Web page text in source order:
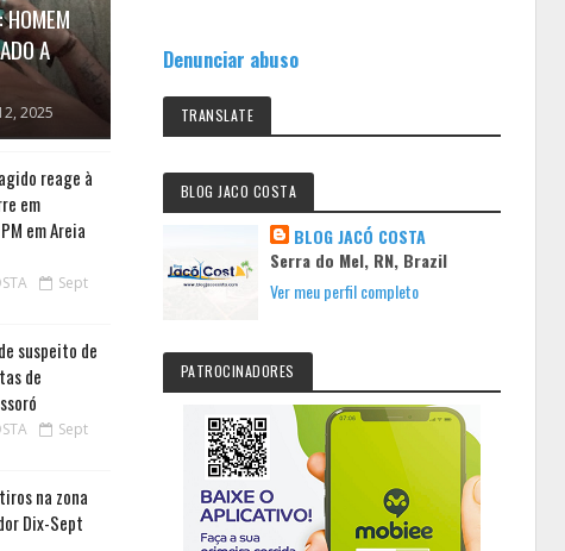
HOMEM
A
2025
reage à
em
em Areia
Sept
suspeito de
de
Sept
na zona
Dix-Sept
Denunciar abuso
TRANSLATE
BLOG JACO COSTA
BLOG JACÓ COSTA
Serra do Mel, RN, Brazil
Ver meu perfil completo
PATROCINADORES